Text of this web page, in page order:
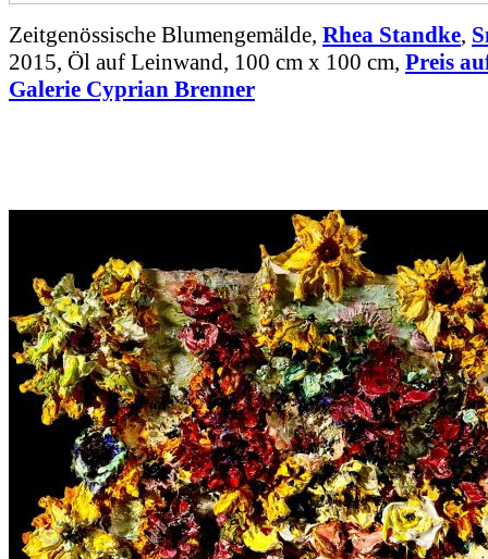
Zeitgenössische Blumengemälde, Rhea Standke,
2015, Öl auf Leinwand, 100 cm x 100 cm, Preis
Galerie Cyprian Brenner